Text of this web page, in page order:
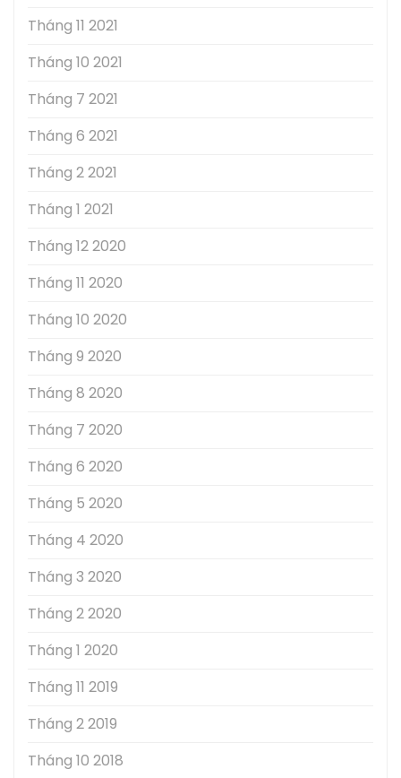
Tháng 11 2021
Tháng 10 2021
Tháng 7 2021
Tháng 6 2021
Tháng 2 2021
Tháng 1 2021
Tháng 12 2020
Tháng 11 2020
Tháng 10 2020
Tháng 9 2020
Tháng 8 2020
Tháng 7 2020
Tháng 6 2020
Tháng 5 2020
Tháng 4 2020
Tháng 3 2020
Tháng 2 2020
Tháng 1 2020
Tháng 11 2019
Tháng 2 2019
Tháng 10 2018